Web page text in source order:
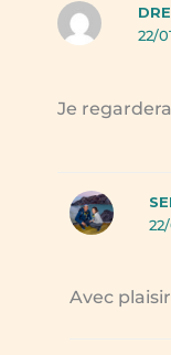
22/
Je
Avec